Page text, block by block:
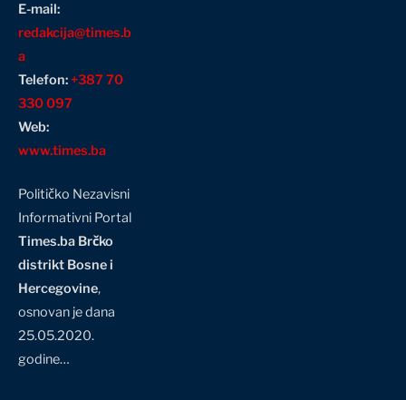
E-mail:
redakcija@times.b
a
Telefon:+387 70
330 097
Web:
www.times.ba
Političko Nezavisni
Informativni Portal
Times.ba Brčko
distrikt Bosne i
Hercegovine,
osnovan je dana
25.05.2020.
godine…